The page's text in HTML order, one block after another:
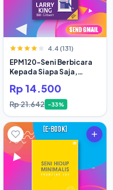
4.4 (131)
EPM120-Seni Berbicara
Kepada Siapa Saja,
Rp 14.500
Rp 21.642 -33%